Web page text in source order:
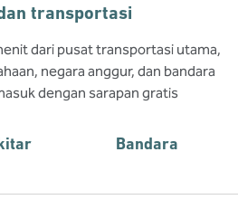
transportasi
dari pusat transportasi utama,
negara anggur, dan bandara
dengan sarapan gratis
Bandara